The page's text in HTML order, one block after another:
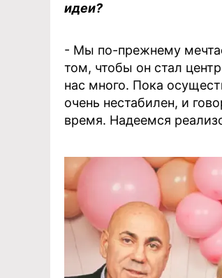
идеи?
- Мы по-прежнему
том, чтобы он стал
нас много. Пока
очень нестабилен, и
время. Надеемся